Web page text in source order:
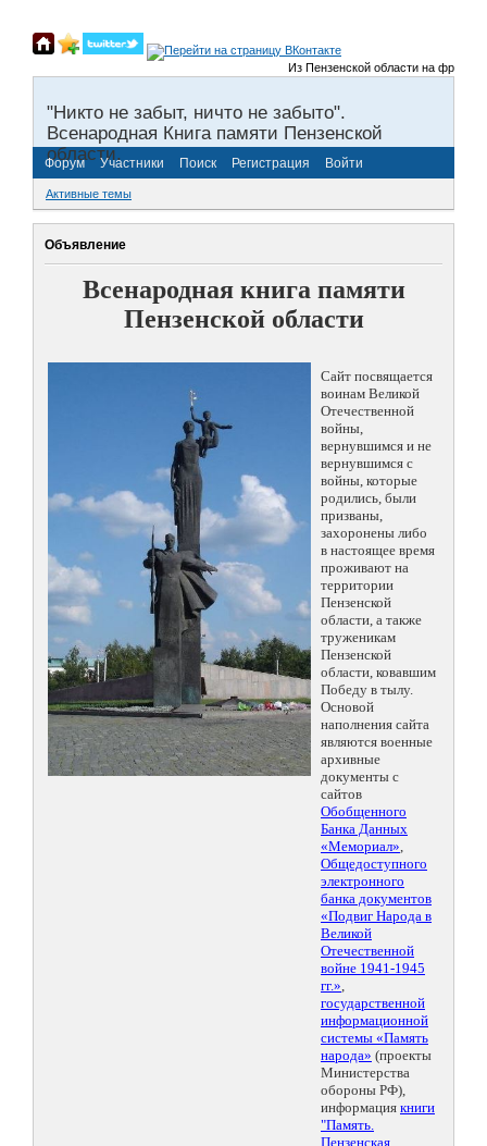
Из Пензенской области на фронты
"Никто не забыт, ничто не забыто".
Всенародная Книга памяти Пензенской
области.
Форум Участники Поиск Регистрация Войти
Активные темы
Объявление
Всенародная книга памяти
Пензенской области
Сайт посвящается
воинам Великой
Отечественной
войны,
вернувшимся и не
вернувшимся с
войны, которые
родились, были
призваны,
захоронены либо
в настоящее время
проживают на
территории
Пензенской
области, а также
труженикам
Пензенской
области, ковавшим
Победу в тылу.
Основой
наполнения сайта
являются военные
архивные
документы с
сайтов
Обобщенного
Банка Данных
«Мемориал»,
Общедоступного
электронного
банка документов
«Подвиг Народа в
Великой
Отечественной
войне 1941-1945
гг.»,
государственной
информационной
системы «Память
народа» (проекты
Министерства
обороны РФ),
информация книги
"Память.
Пензенская